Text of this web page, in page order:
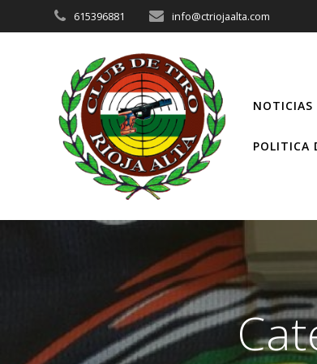
al
615396881 info@ctriojaalta.com
NOTICIAS
POLITICA